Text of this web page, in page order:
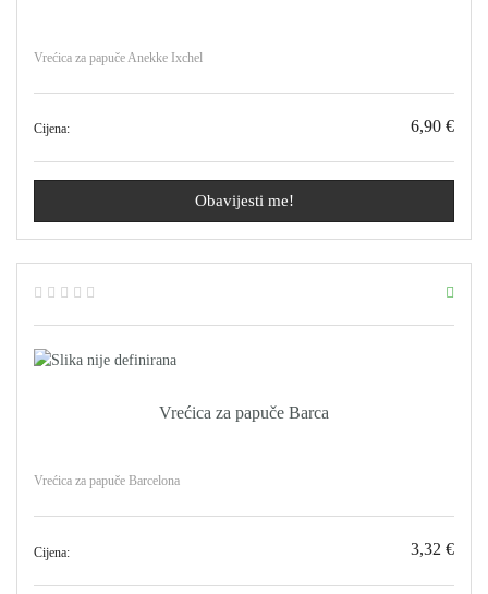
Vrećica za papuče Anekke Ixchel
Cijena: 6,90 €
Obavijesti me!
Vrećica za papuče Barca
Vrećica za papuče Barcelona
Cijena: 3,32 €